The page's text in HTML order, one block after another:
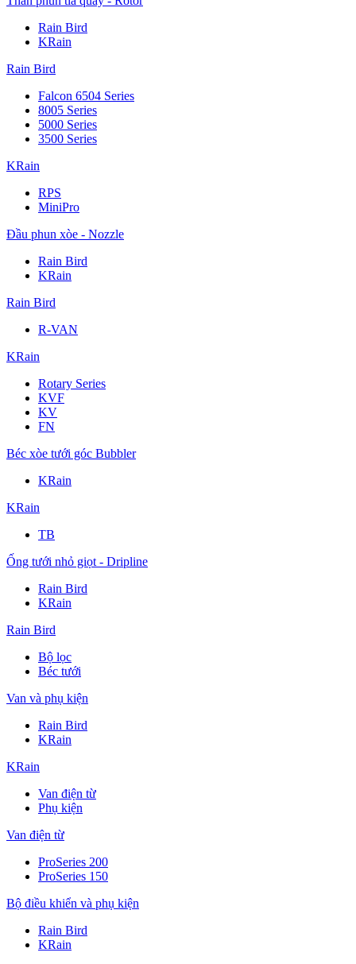
Rain Bird
KRain
Rain Bird
Falcon 6504 Series
8005 Series
5000 Series
3500 Series
KRain
RPS
MiniPro
Đầu phun xòe - Nozzle
Rain Bird
KRain
Rain Bird
R-VAN
KRain
Rotary Series
KVF
KV
FN
Béc xòe tưới góc Bubbler
KRain
KRain
TB
Ống tưới nhỏ giọt - Dripline
Rain Bird
KRain
Rain Bird
Bộ lọc
Béc tưới
Van và phụ kiện
Rain Bird
KRain
KRain
Van điện từ
Phụ kiện
Van điện từ
ProSeries 200
ProSeries 150
Bộ điều khiển và phụ kiện
Rain Bird
KRain